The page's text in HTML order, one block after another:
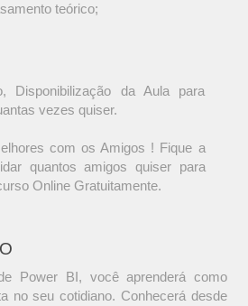
teórico;
Disponibilização da Aula para
vezes quiser.
com os Amigos ! Fique a
quantos amigos quiser para
Online Gratuitamente.
Power BI, você aprenderá como
no seu cotidiano. Conhecerá desde